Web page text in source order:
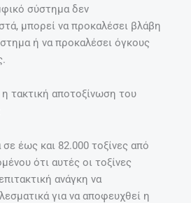
σύστημα δεν
μπορεί να προκαλέσει βλάβη
ή να προκαλέσει όγκους
η τακτική αποτοξίνωση του
έως και 82.000 τοξίνες από
ότι αυτές οι τοξίνες
ανάγκη να
για να αποφευχθεί η